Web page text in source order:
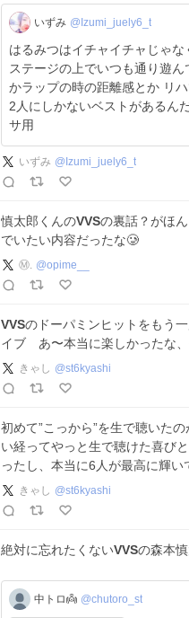
いずみ @Izumi_juely6_t
はるみつはイチャイチャじゃ
ステージの上でいつも通り遊んでる、みたい
かラップの時の距離感とか リ
2人にしかないベストがあるんだろうなあ #EL6RWY #春
サ用
いずみ @ Izumi_juely6_t
慎太郎くんのVVSの裏話？がほ
でいたい内容だったな🥲
Ⓜ️. @opime__
VVSのドーパミンヒットをもう
イブ あ〜本当に楽しかったな、
きゃし @st6kyashi
初めて”こっから”を生で聴いたの
い経ってやっと生で聴けた喜び
ったし、本当に6人が最高に輝い
きゃし @st6kyashi
絶対に忘れたくないVVSの森本
中トロ👼 @chutoro_st